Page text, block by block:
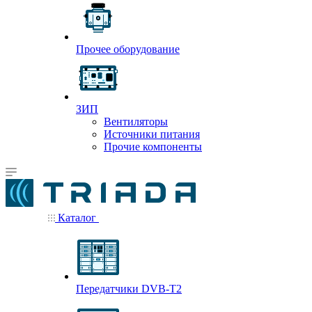
Прочее оборудование
ЗИП
Вентиляторы
Источники питания
Прочие компоненты
Каталог
Передатчики DVB-T2